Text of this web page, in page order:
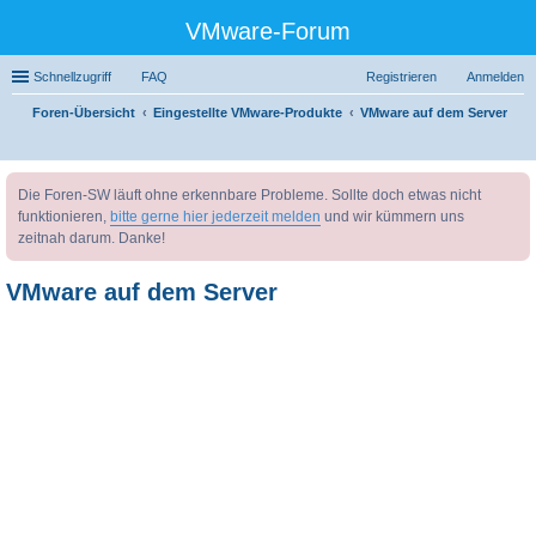
VMware-Forum
Schnellzugriff FAQ Anmelden
Registrieren
Foren-Übersicht Eingestellte VMware-Produkte VMware auf dem Server
uc
Die Foren-SW läuft ohne erkennbare Probleme. Sollte doch etwas nicht
funktionieren, bitte gerne hier jederzeit melden und wir kümmern uns
zeitnah darum. Danke!
VMware auf dem Server